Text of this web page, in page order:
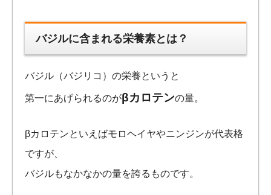
バジルに含まれる栄養素とは？
バジル（バジリコ）の栄養というと
第一にあげられるのがβカロテンの量。
βカロテンといえばモロヘイヤやニンジンが代表格
ですが、
バジルもなかなかの量を誇るものです。